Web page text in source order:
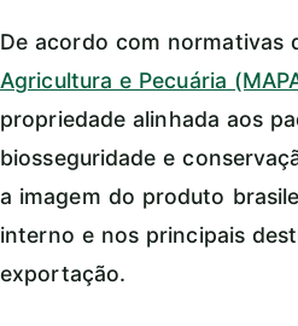
De acordo com normativas
Agricultura e Pecuária
propriedade alinhada aos
biosseguridade e
a imagem do produto
interno e nos principais
exportação.